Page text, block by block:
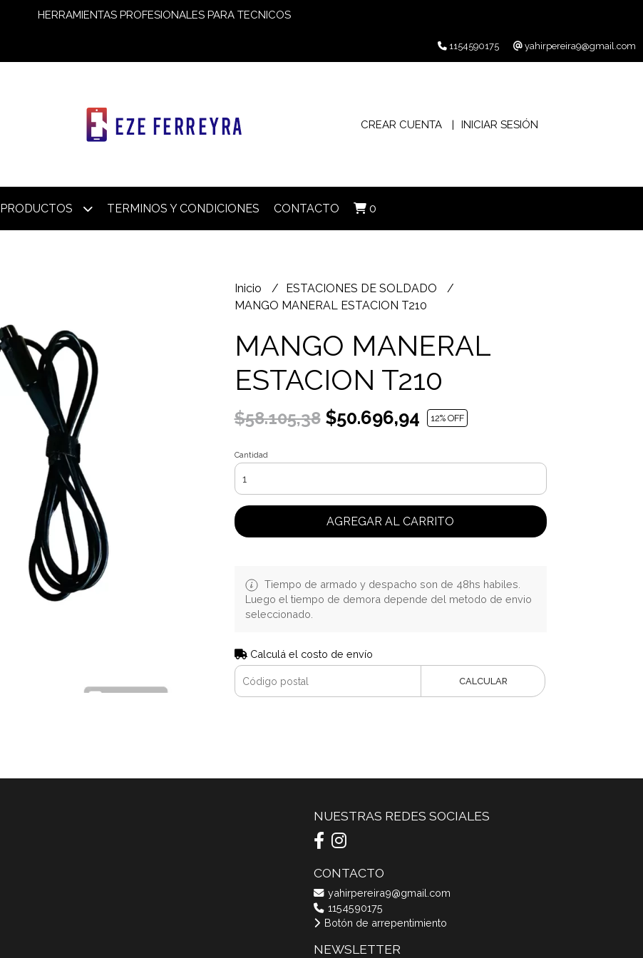
HERRAMIENTAS PROFESIONALES PARA TECNICOS
1154590175 yahirpereira9@gmail.com
CREAR CUENTA INICIAR SESIÓN
PRODUCTOS TERMINOS Y CONDICIONES CONTACTO 0
Inicio
ESTACIONES DE SOLDADO
MANGO MANERAL ESTACION T210
MANGO MANERAL
ESTACION T210
$58.105,38$50.696,94 12% OFF
Cantidad
AGREGAR AL CARRITO
Tiempo de armado y despacho son de 48hs habiles.
Luego el tiempo de demora depende del metodo de envio
seleccionado.
Calculá el costo de envío
CALCULAR
NUESTRAS REDES SOCIALES
CONTACTO
yahirpereira9@gmail.com
1154590175
Botón de arrepentimiento
NEWSLETTER